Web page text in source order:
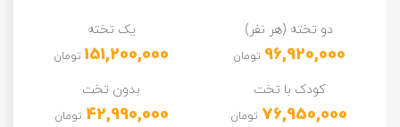
دو تخته (هر نفر)
96,920,000 تومان
یک تخته
151,200,000 تومان
کودک با تخت
76,950,000 تومان
بدون تخت
42,990,000 تومان